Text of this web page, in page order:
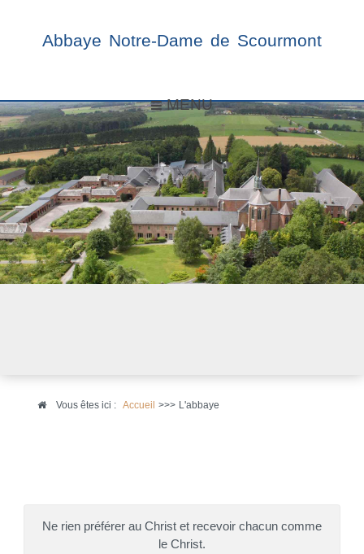
Abbaye Notre-Dame de Scourmont
MENU
Vous êtes ici :Accueil >>> L'abbaye
Ne rien préférer au Christ et recevoir chacun comme
le Christ.